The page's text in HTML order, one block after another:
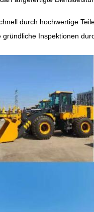
durch hochwertige
gründliche Inspektionen